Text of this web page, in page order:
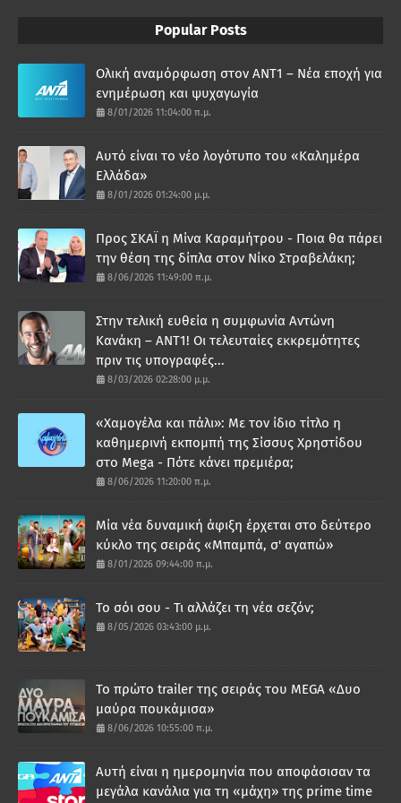
Popular Posts
Ολική αναμόρφωση στον ΑΝΤ1 – Νέα εποχή για
ενημέρωση και ψυχαγωγία
8/01/2026 11:04:00 π.μ.
Αυτό είναι το νέο λογότυπο του «Καλημέρα
Ελλάδα»
8/01/2026 01:24:00 μ.μ.
Προς ΣΚΑΪ η Μίνα Καραμήτρου - Ποια θα πάρει
την θέση της δίπλα στον Νίκο Στραβελάκη;
8/06/2026 11:49:00 π.μ.
Στην τελική ευθεία η συμφωνία Αντώνη
Κανάκη – ΑΝΤ1! Οι τελευταίες εκκρεμότητες
πριν τις υπογραφές...
8/03/2026 02:28:00 μ.μ.
«Χαμογέλα και πάλι»: Με τον ίδιο τίτλο η
καθημερινή εκπομπή της Σίσσυς Χρηστίδου
στο Mega - Πότε κάνει πρεμιέρα;
8/06/2026 11:20:00 π.μ.
Μία νέα δυναμική άφιξη έρχεται στο δεύτερο
κύκλο της σειράς «Μπαμπά, σ' αγαπώ»
8/01/2026 09:44:00 π.μ.
Το σόι σου - Τι αλλάζει τη νέα σεζόν;
8/05/2026 03:43:00 μ.μ.
Το πρώτο trailer της σειράς του MEGA «Δυο
μαύρα πουκάμισα»
8/06/2026 10:55:00 π.μ.
Αυτή είναι η ημερομηνία που αποφάσισαν τα
μεγάλα κανάλια για τη «μάχη» της prime time